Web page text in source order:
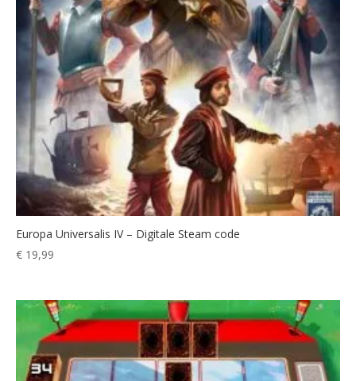
Europa Universalis IV – Digitale Steam code
€ 19,99